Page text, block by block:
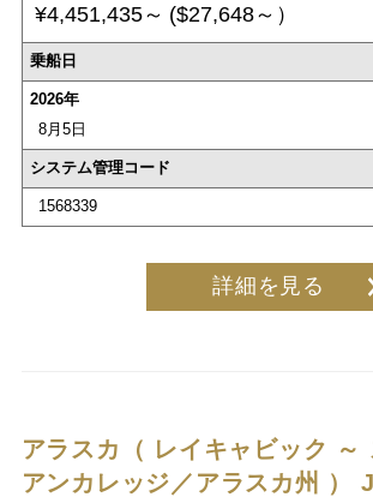
¥4,451,435～ ($27,648～）
乗船日
2026年
8月5日
システム管理コード
1568339
詳細を見る
アラスカ（ レイキャビック ～
アンカレッジ／アラスカ州 ）